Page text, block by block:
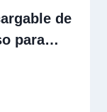
de
para…